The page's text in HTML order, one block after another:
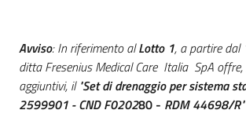
Supporto
Piattaforme
Avviso: In riferimento alLotto 1, a partire
ditta Fresenius Medical Care Italia SpA
aggiuntivi, il "Set di drenaggio per sistema
2599901 - CND F020280 - RDM 44698/R"